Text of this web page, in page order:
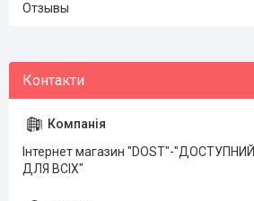
Отзывы
Інтернет магазин "DOST"-"ДОСТУПНИЙ
ДЛЯ ВСІХ"